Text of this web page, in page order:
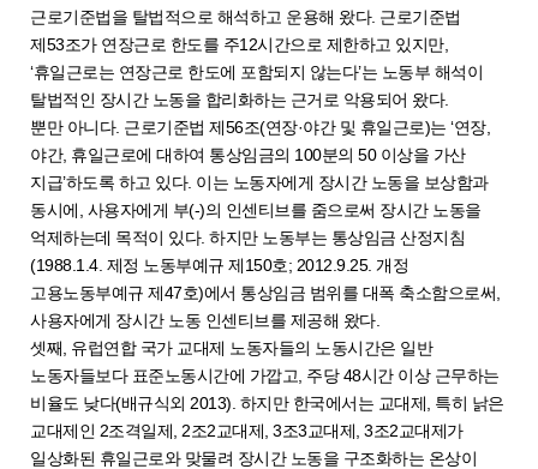
근로기준법을 탈법적으로 해석하고 운용해 왔다. 근로기준법
제53조가 연장근로 한도를 주12시간으로 제한하고 있지만,
‘휴일근로는 연장근로 한도에 포함되지 않는다’는 노동부 해석이
탈법적인 장시간 노동을 합리화하는 근거로 악용되어 왔다.
뿐만 아니다. 근로기준법 제56조(연장·야간 및 휴일근로)는 ‘연장,
야간, 휴일근로에 대하여 통상임금의 100분의 50 이상을 가산
지급’하도록 하고 있다. 이는 노동자에게 장시간 노동을 보상함과
동시에, 사용자에게 부(-)의 인센티브를 줌으로써 장시간 노동을
억제하는데 목적이 있다. 하지만 노동부는 통상임금 산정지침
(1988.1.4. 제정 노동부예규 제150호; 2012.9.25. 개정
고용노동부예규 제47호)에서 통상임금 범위를 대폭 축소함으로써,
사용자에게 장시간 노동 인센티브를 제공해 왔다.
셋째, 유럽연합 국가 교대제 노동자들의 노동시간은 일반
노동자들보다 표준노동시간에 가깝고, 주당 48시간 이상 근무하는
비율도 낮다(배규식외 2013). 하지만 한국에서는 교대제, 특히 낡은
교대제인 2조격일제, 2조2교대제, 3조3교대제, 3조2교대제가
일상화된 휴일근로와 맞물려 장시간 노동을 구조화하는 온상이